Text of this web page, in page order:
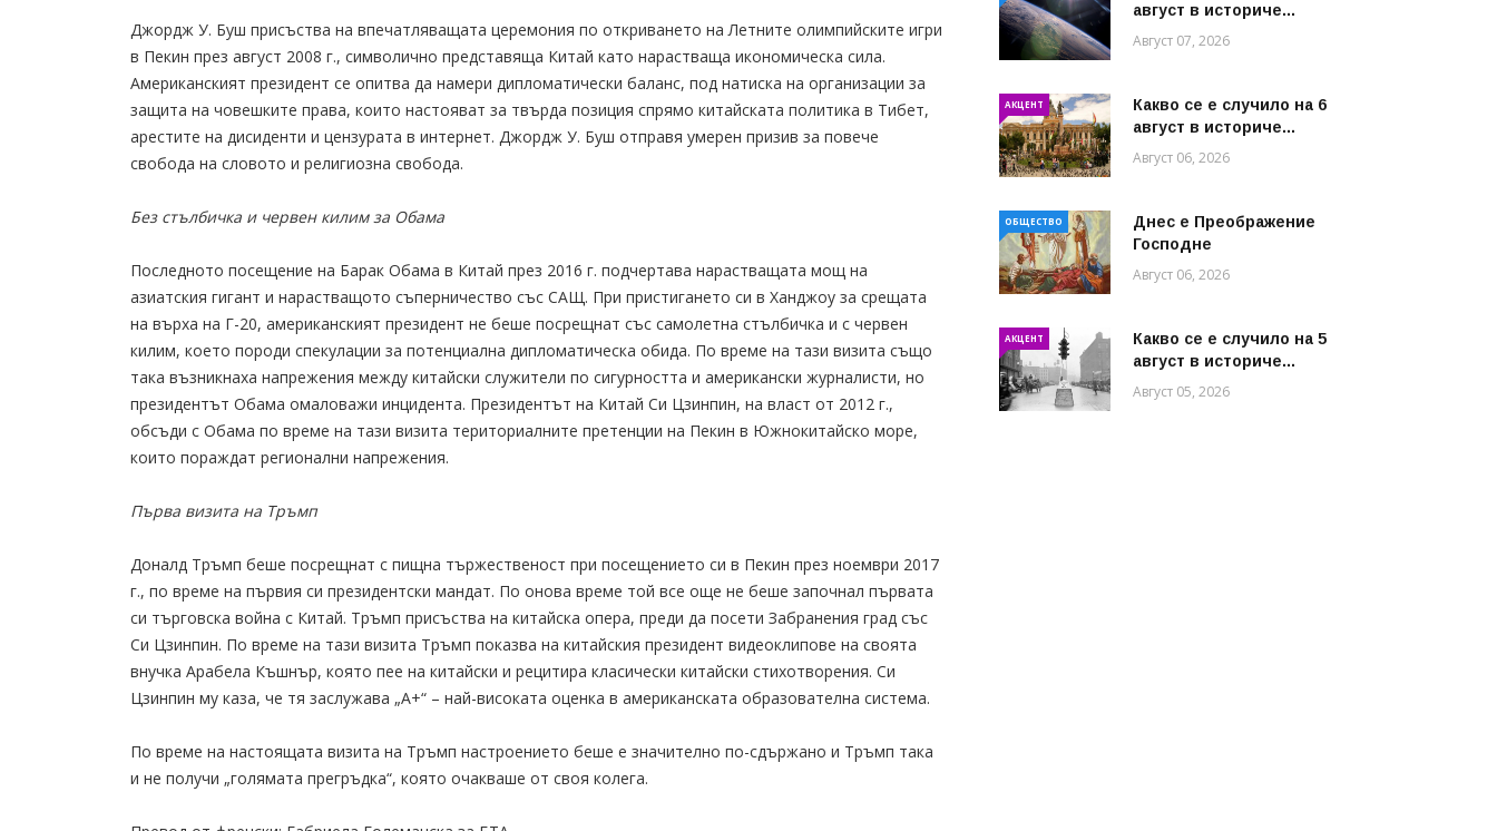
Джордж У. Буш присъства на впечатляващата церемония по откриването на Летните олимпийските игри
в Пекин през август 2008 г., символично представяща Китай като нарастваща икономическа сила.
Американският президент се опитва да намери дипломатически баланс, под натиска на организации за
защита на човешките права, които настояват за твърда позиция спрямо китайската политика в Тибет,
арестите на дисиденти и цензурата в интернет. Джордж У. Буш отправя умерен призив за повече
свобода на словото и религиозна свобода.
Без стълбичка и червен килим за Обама
Последното посещение на Барак Обама в Китай през 2016 г. подчертава нарастващата мощ на
азиатския гигант и нарастващото съперничество със САЩ. При пристигането си в Ханджоу за срещата
на върха на Г-20, американският президент не беше посрещнат със самолетна стълбичка и с червен
килим, което породи спекулации за потенциална дипломатическа обида. По време на тази визита също
така възникнаха напрежения между китайски служители по сигурността и американски журналисти, но
президентът Обама омаловажи инцидента. Президентът на Китай Си Цзинпин, на власт от 2012 г.,
обсъди с Обама по време на тази визита териториалните претенции на Пекин в Южнокитайско море,
които пораждат регионални напрежения.
Първа визита на Тръмп
Доналд Тръмп беше посрещнат с пищна тържественост при посещението си в Пекин през ноември 2017
г., по време на първия си президентски мандат. По онова време той все още не беше започнал първата
си търговска война с Китай. Тръмп присъства на китайска опера, преди да посети Забранения град със
Си Цзинпин. По време на тази визита Тръмп показва на китайския президент видеоклипове на своята
внучка Арабела Къшнър, която пее на китайски и рецитира класически китайски стихотворения. Си
Цзинпин му каза, че тя заслужава „A+“ – най-високата оценка в американската образователна система.
По време на настоящата визита на Тръмп настроението беше е значително по-сдържано и Тръмп така
и не получи „голямата прегръдка“, която очакваше от своя колега.
август в историче...
Август 07, 2026
АКЦЕНТ
Какво се е случило на 6
август в историче...
Август 06, 2026
ОБЩЕСТВО
Днес е Преображение
Господне
Август 06, 2026
АКЦЕНТ
Какво се е случило на 5
август в историче...
Август 05, 2026